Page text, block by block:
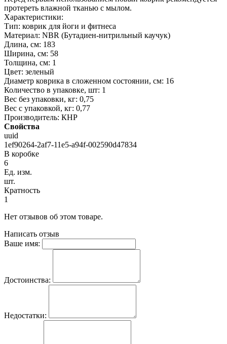
протереть влажной тканью с мылом.
Характеристики:
Тип: коврик для йоги и фитнеса
Материал: NBR (Бутадиен-нитрильный каучук)
Длина, см: 183
Ширина, см: 58
Толщина, см: 1
Цвет: зеленый
Диаметр коврика в сложенном состоянии, см: 16
Количество в упаковке, шт: 1
Вес без упаковки, кг: 0,75
Вес с упаковкой, кг: 0,77
Производитель: КНР
Свойства
uuid
1ef90264-2af7-11e5-a94f-002590d47834
В коробке
6
Ед. изм.
шт.
Кратность
1
Нет отзывов об этом товаре.
Написать отзыв
Ваше имя:
Достоинства:
Недостатки: